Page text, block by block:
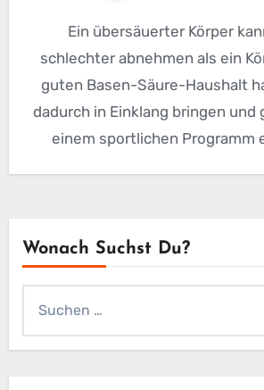
Ein übersäuerter Körper
schlechter abnehmen als ein
guten Basen-Säure-Haushalt
dadurch in Einklang bringen
einem sportlichen Programm
Wonach Suchst Du?
nach: